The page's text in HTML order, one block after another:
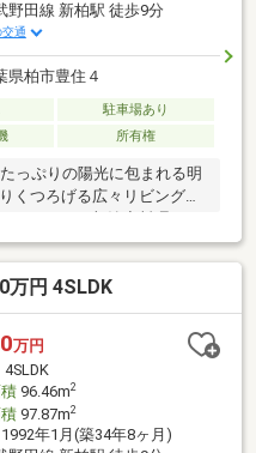
野田線 新柏駅 徒歩9分
通
県柏市豊住４
駐車場あり
所有権
っぷりの陽光に包まれる明
くつろげる広々リビング◆
対面キッチン◆ゆとりの洗
◆雨の日のお洗濯にも大活
ホンでセキュリティ面に
ぐひととき
万円 4SLDK
万円
4SLDK
96.46m2
97.87m2
1992年1月(築34年8ヶ月)